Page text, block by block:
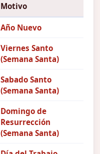
Motivo
Año Nuevo
Viernes Santo
(Semana Santa)
Sabado Santo
(Semana Santa)
Domingo de
Resurrección
(Semana Santa)